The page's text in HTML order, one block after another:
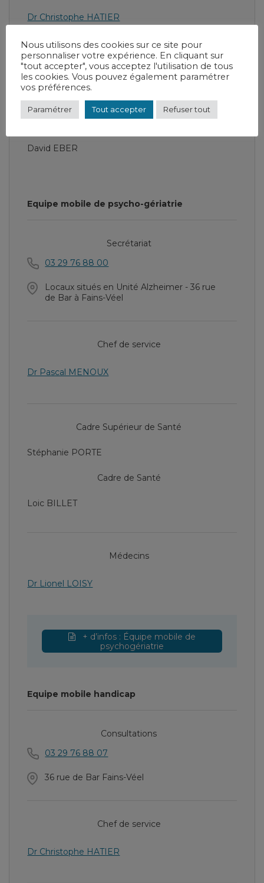
Dr Christophe HATIER
Cadre Supérieur de Santé
David EBER
Equipe mobile de psycho-gériatrie
Secrétariat
03 29 76 88 00
Locaux situés en Unité Alzheimer - 36 rue
de Bar à Fains-Véel
Chef de service
Dr Pascal MENOUX
Cadre Supérieur de Santé
Stéphanie PORTE
Cadre de Santé
Loic BILLET
Médecins
Dr Lionel LOISY
+ d’infos : Équipe mobile de
psychogériatrie
Equipe mobile handicap
Consultations
03 29 76 88 07
36 rue de Bar Fains-Véel
Chef de service
Dr Christophe HATIER
Nous utilisons des cookies sur ce site pour
personnaliser votre expérience. En cliquant sur
"tout accepter", vous acceptez l'utilisation de tous
les cookies. Vous pouvez également paramétrer
vos préférences.
Paramétrer Tout accepter Refuser tout